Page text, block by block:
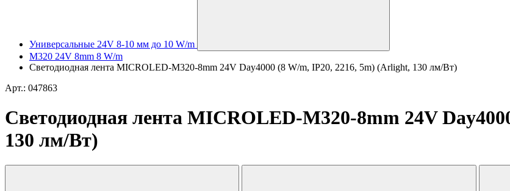
Универсальные 24V 8-10 мм до 10 W/m
M320 24V 8mm 8 W/m
Светодиодная лента MICROLED-M320-8mm 24V Day4000 (8 W/m, IP20, 2216, 5m) (Arlight, 130 лм/Вт)
Арт.: 047863
Светодиодная лента MICROLED-M320-8mm 24V
130 лм/Вт)